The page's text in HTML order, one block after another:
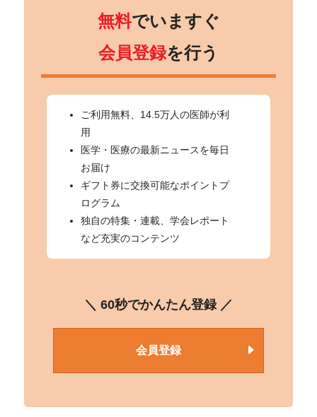
無料でいますぐ
会員登録を行う
ご利用無料、14.5万人の医師が利
用
医学・医療の最新ニュースを毎日
お届け
ギフト券に交換可能なポイントプ
ログラム
独自の特集・連載、学会レポート
など充実のコンテンツ
＼ 60秒でかんたん登録 ／
会員登録